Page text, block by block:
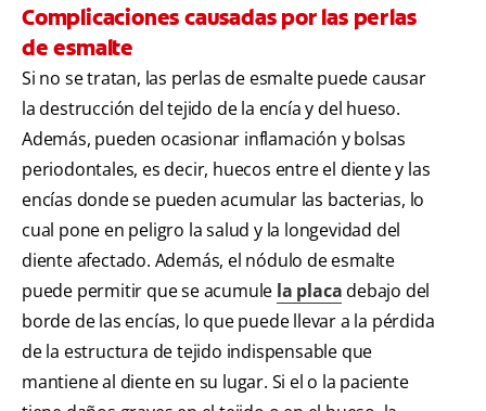
Complicaciones causadas por las perlas
de esmalte
Si no se tratan, las perlas de esmalte puede causar
la destrucción del tejido de la encía y del hueso.
Además, pueden ocasionar inflamación y bolsas
periodontales, es decir, huecos entre el diente y las
encías donde se pueden acumular las bacterias, lo
cual pone en peligro la salud y la longevidad del
diente afectado. Además, el nódulo de esmalte
puede permitir que se acumule la placadebajo del
borde de las encías, lo que puede llevar a la pérdida
de la estructura de tejido indispensable que
mantiene al diente en su lugar. Si el o la paciente